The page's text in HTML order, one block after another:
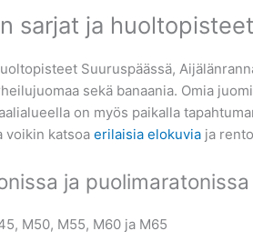
sarjat ja huoltopisteet
Suuruspäässä,
sekä banaania. Omia
on myös paikalla
voikin katsoaerilaisia elokuvia ja
ja
M50, M55, M60 ja M65